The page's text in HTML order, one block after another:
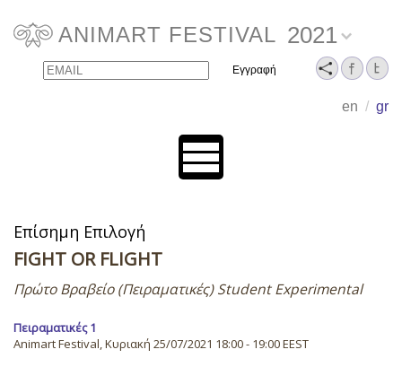
ANIMART FESTIVAL 2021
en / gr
Email Name
Επίσημη Επιλογή
FIGHT OR FLIGHT
Πρώτο Βραβείο (Πειραματικές) Student Experimental
Πειραματικές 1
Animart Festival, Κυριακή 25/07/2021 18:00 - 19:00 EEST